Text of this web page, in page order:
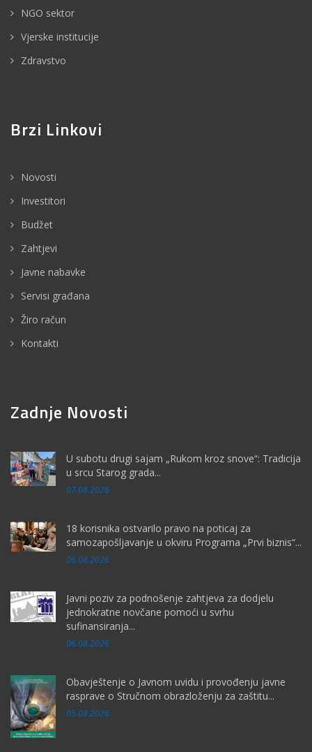
NGO sektor
Vjerske institucije
Zdravstvo
Brzi Linkovi
Novosti
Investitori
Budžet
Zahtjevi
Javne nabavke
Servisi građana
Žiro račun
Kontakti
Zadnje Novosti
U subotu drugi sajam „Rukom kroz snove“: Tradicija
u srcu Starog grada...
07.08.2026
18 korisnika ostvarilo pravo na poticaj za
samozapošljavanje u okviru Programa „Prvi biznis“...
06.08.2026
Javni poziv za podnošenje zahtjeva za dodjelu
jednokratne novčane pomoći u svrhu
sufinansiranja...
06.08.2026
Obavještenje o Javnom uvidu i provođenju javne
rasprave o Stručnom obrazloženju za zaštitu...
05.08.2026